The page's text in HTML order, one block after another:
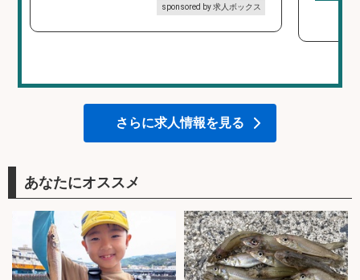
sponsored by 求人ボックス
さらに求人情報を見る
あなたにオススメ